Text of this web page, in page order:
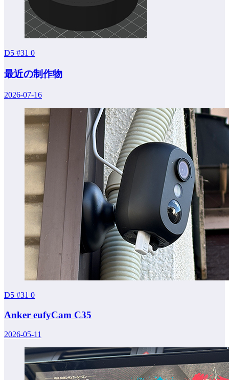
D5 #31 0
最近の制作物
2026-07-16
D5 #31 0
Anker eufyCam C35
2026-05-11